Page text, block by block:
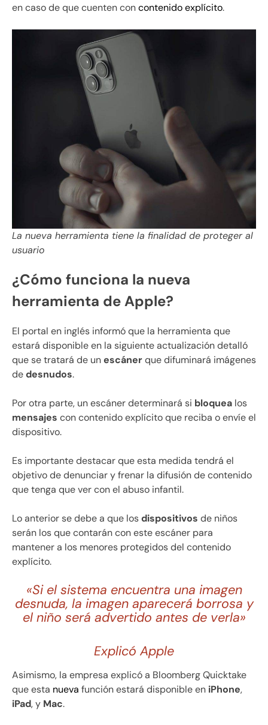
en caso de que cuenten concontenido explícito.
La nueva herramienta tiene la finalidad de proteger al
usuario
¿Cómo funciona la nueva
herramienta de Apple?
El portal en inglés informó que la herramienta que
estará disponible en la siguiente actualización detalló
que se tratará de unescánerque difuminará imágenes
dedesnudos.
Por otra parte, un escáner determinará si bloquea los
mensajes con contenido explícito que reciba o envíe el
dispositivo.
Es importante destacar que esta medida tendrá el
objetivo de denunciar y frenar la difusión de contenido
que tenga que ver con el abuso infantil.
Lo anterior se debe a que losdispositivos de niños
serán los que contarán con este escáner para
mantener a los menores protegidos del contenido
explícito.
«Si el sistema encuentra una imagen
desnuda, la imagen aparecerá borrosa y
el niño será advertido antes de verla»
Explicó Apple
Asimismo, la empresa explicó a Bloomberg Quicktake
que esta nueva función estará disponible en iPhone,
iPad, y Mac.